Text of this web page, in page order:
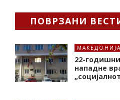
ПОВРЗАНИ
МАКЕДОНИЈА
22-
нападне